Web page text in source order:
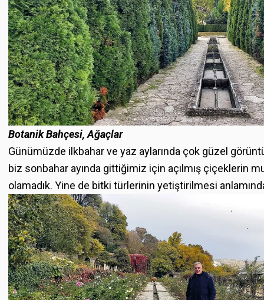
Botanik Bahçesi, Ağaçlar
Günümüzde ilkbahar ve yaz aylarında çok güzel
biz sonbahar ayında gittiğimiz için açılmış çiçeklerin
olamadık. Yine de bitki türlerinin yetiştirilmesi